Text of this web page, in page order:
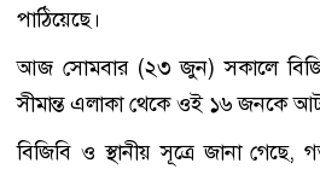
পাঠিয়েছে।
আজ সোমবার (২৩ জুন) সকালে
সীমান্ত এলাকা থেকে ওই ১৬ জনকে
বিজিবি ও স্থানীয় সূত্রে জানা